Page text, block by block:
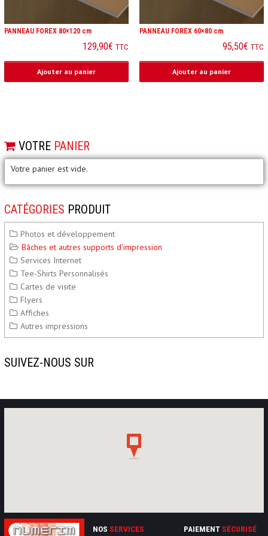
PANNEAU FOREX 80×120 cm
129,90€ TTC
Ajouter au panier
PANNEAU FOREX 60×80 cm
95,50€ TTC
Ajouter au panier
VOTRE PANIER
Votre panier est vide.
CATÉGORIES PRODUIT
Photos et développement
Bâches et autres supports d'impression
Services Internet
Tee-Shirts Personnalisés
Cartes de visite
Flyers
Affiches
Autres impressions
SUIVEZ-NOUS SUR
NOS SERVICES PAIEMENT SÉCURISÉ